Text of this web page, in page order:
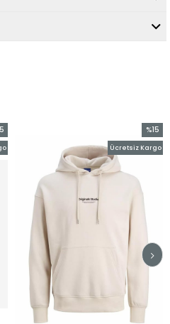
İndirim
%15İndirim
Ücretsiz Kargo